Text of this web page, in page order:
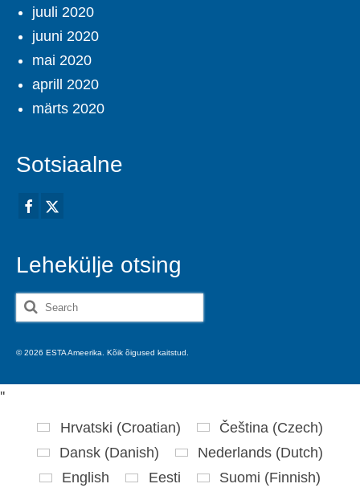
juuli 2020
juuni 2020
mai 2020
aprill 2020
märts 2020
Sotsiaalne
Lehekülje otsing
Search
for:
© 2026 ESTA Ameerika. Kõik õigused kaitstud.
''
Hrvatski (Croatian) Čeština (Czech)
Dansk (Danish) Nederlands (Dutch)
English
Eesti Suomi (Finnish)